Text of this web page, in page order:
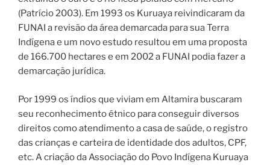
(Patrício 2003). Em 1993 os Kuruaya reivindicaram da
FUNAI a revisão da área demarcada para sua Terra
Indígena e um novo estudo resultou em uma proposta
de 166.700 hectares e em 2002 a FUNAI podia fazer a
demarcação jurídica.
Por 1999 os índios que viviam em Altamira buscaram
seu reconhecimento étnico para conseguir diversos
direitos como atendimento a casa de saúde, o registro
das crianças e carteira de identidade dos adultos, CPF,
etc. A criação da Associação do Povo Indígena Kuruaya